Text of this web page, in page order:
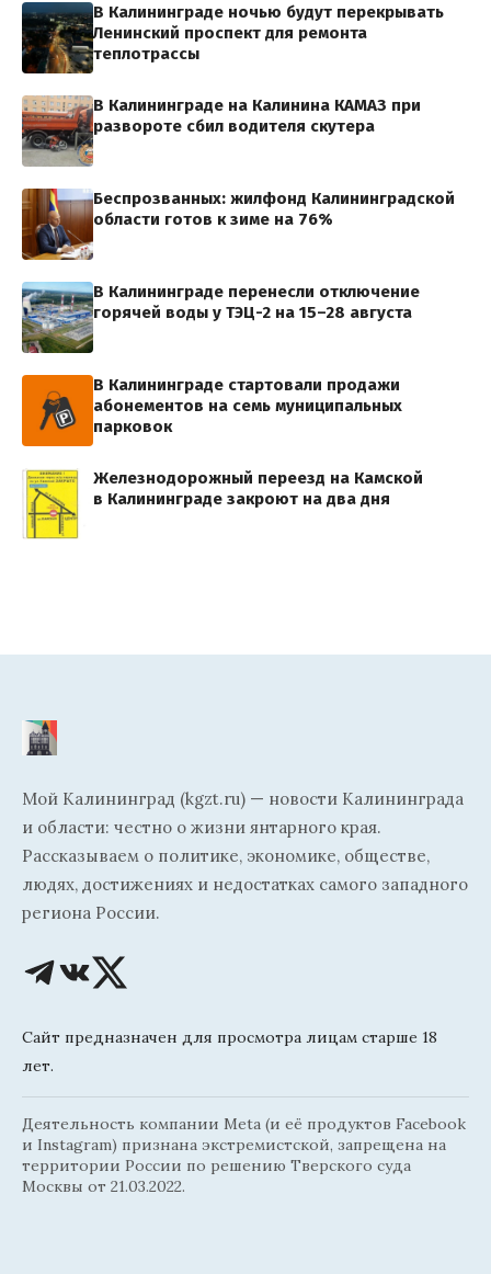
В Калининграде ночью будут перекрывать
Ленинский проспект для ремонта
теплотрассы
В Калининграде на Калинина КАМАЗ при
развороте сбил водителя скутера
Беспрозванных: жилфонд Калининградской
области готов к зиме на 76%
В Калининграде перенесли отключение
горячей воды у ТЭЦ-2 на 15–28 августа
В Калининграде стартовали продажи
абонементов на семь муниципальных
парковок
Железнодорожный переезд на Камской
в Калининграде закроют на два дня
Мой Калининград (kgzt.ru) — новости Калининграда
и области: честно о жизни янтарного края.
Рассказываем о политике, экономике, обществе,
людях, достижениях и недостатках самого западного
региона России.
Сайт предназначен для просмотра лицам старше 18
лет.
Деятельность компании Meta (и её продуктов Facebook
и Instagram) признана экстремистской, запрещена на
территории России по решению Тверского суда
Москвы от 21.03.2022.